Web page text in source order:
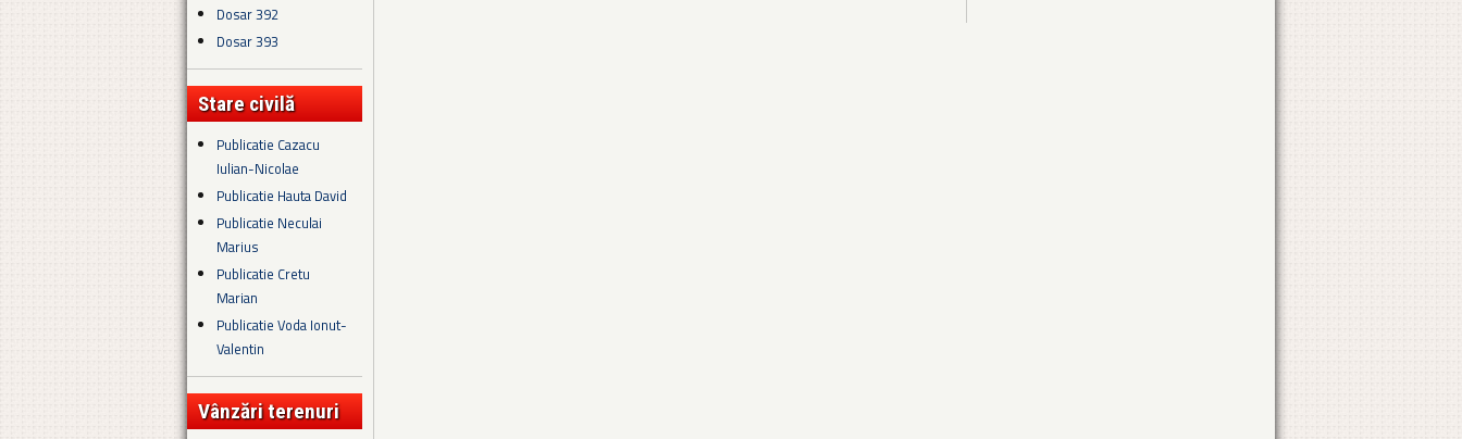
Dosar 392
Dosar 393
Stare civilă
Publicatie Cazacu
Iulian-Nicolae
Publicatie Hauta David
Publicatie Neculai
Marius
Publicatie Cretu
Marian
Publicatie Voda Ionut-
Valentin
Vânzări terenuri